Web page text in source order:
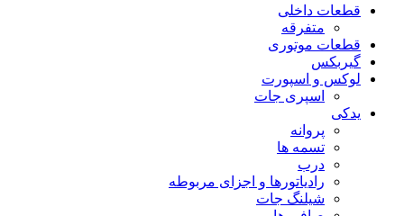
قطعات داخلی
متفرقه
قطعات موتوری
گیربکس
لوکس و اسپورت
اسپری جات
یدکی
پروانه
تسمه ها
درب
رادیاتورها و اجزای مربوطه
شیلنگ جات